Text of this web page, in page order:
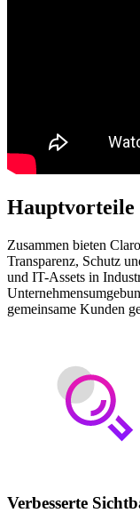
Hauptvorteile
Zusammen bieten
Transparenz, Schutz
und IT-Assets in
gemeinsame Kunden
Verbesserte